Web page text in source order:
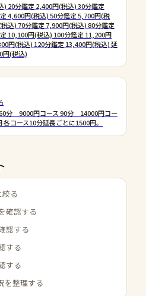
) 20分鑑定 2,400円(税込) 30分鑑定
4,600円(税込) 50分鑑定 5,700円(税
込) 70分鑑定 7,900円(税込) 80分鑑定
10,100円(税込) 100分鑑定 11,200円
円(税込) 120分鑑定 13,400円(税込) 延
円(税込)
分 9000円コース 90分 14000円コー
コース10分延長ごとに1500円。
る
確認する
認する
する
する
を整理する